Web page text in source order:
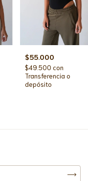
$55.000
$49.500 con
Transferencia o
depósito